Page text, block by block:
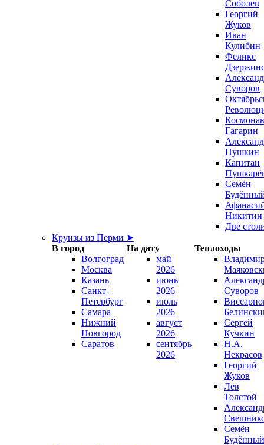
Соболев
Георгий
Жуков
Иван
Кулибин
Феликс
Суворов
Гагарин
Пушкин
Капитан
Семён
Никитин
Две
Круизы из Перми ➤
В город
На дату
Теплоходы
Волгоград
Москва
Казань
Санкт-
Петербург
Самара
Нижний
Новгород
Саратов
май
2026
июнь
2026
июль
2026
август
2026
сентябрь
2026
Суворов
Сергей
Кучкин
Н.А.
Некрасов
Георгий
Жуков
Лев
Толстой
Семён
Будённый